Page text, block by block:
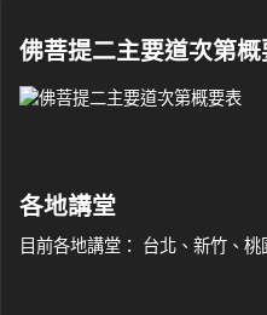
佛菩提二主要道次第概
各地講堂
目前各地講堂： 台北、新竹、